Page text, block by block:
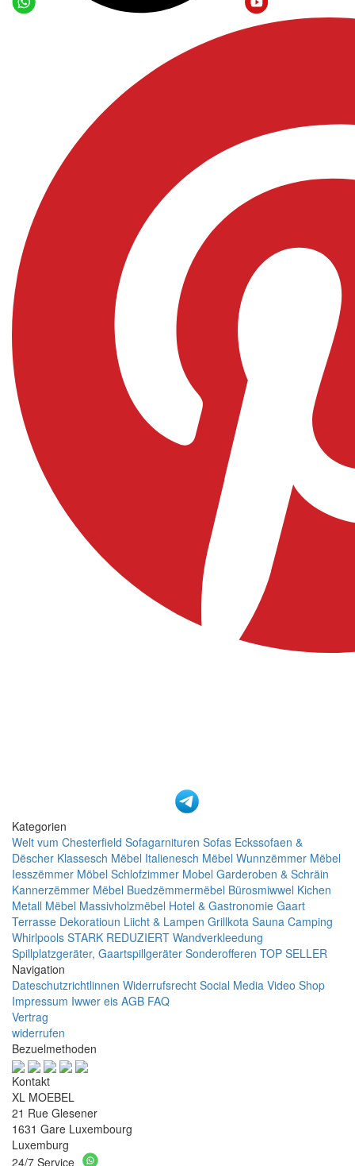
Kategorien
Welt vum Chesterfield Sofagarnituren Sofas Eckssofaen &
Dëscher Klassesch Mëbel Italienesch Mëbel Wunnzëmmer Mëbel
Iesszëmmer Möbel Schlofzimmer Mobel Garderoben & Schräin
Kannerzëmmer Mëbel Buedzëmmermëbel Bürosmiwwel Kichen
Metall Mëbel Massivholzmëbel Hotel & Gastronomie Gaart
Terrasse Dekoratioun Liicht & Lampen Grillkota Sauna Camping
Whirlpools STARK REDUZIERT Wandverkleedung
Spillplatzgeräter, Gaartspillgeräter Sonderofferen TOP SELLER
Navigation
Dateschutzrichtlinnen Widerrufsrecht Social Media Video Shop
Impressum Iwwer eis AGB FAQ
Vertrag
widerrufen
Bezuelmethoden
Kontakt
XL MOEBEL
21 Rue Glesener
1631 Gare Luxembourg
Luxemburg
24/7 Service